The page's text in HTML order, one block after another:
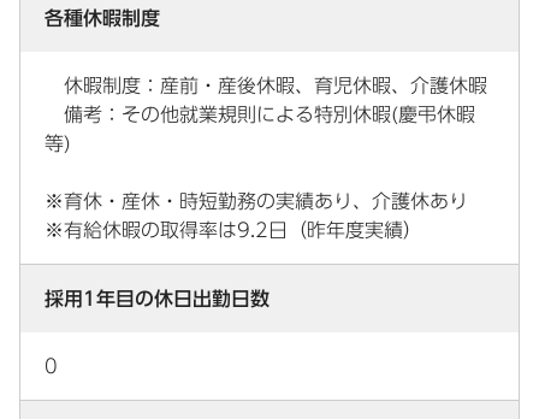
各種休暇制度
休暇制度：産前・産後休暇、育児休暇、介護休暇
備考：その他就業規則による特別休暇(慶弔休暇
等)
※育休・産休・時短勤務の実績あり、介護休あり
※有給休暇の取得率は9.2日（昨年度実績）
採用1年目の休日出勤日数
0